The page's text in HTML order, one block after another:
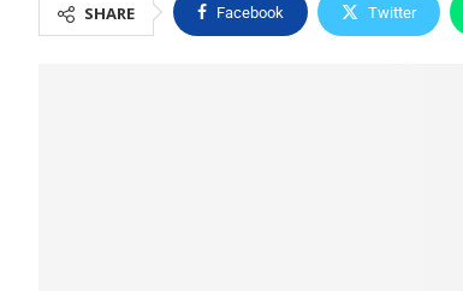
SHARE Facebook Twitter